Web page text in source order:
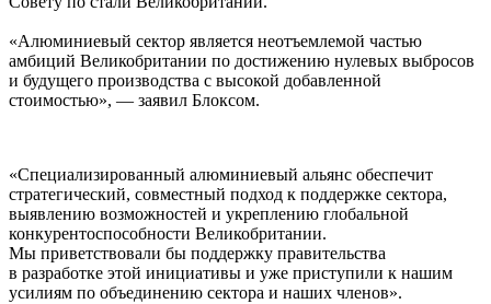
«Алюминиевый сектор является неотъемлемой частью
амбиций Великобритании по достижению нулевых выбросов
и будущего производства с высокой добавленной
стоимостью», — заявил Блоксом.
«Специализированный алюминиевый альянс обеспечит
стратегический, совместный подход к поддержке сектора,
выявлению возможностей и укреплению глобальной
конкурентоспособности Великобритании.
Мы приветствовали бы поддержку правительства
в разработке этой инициативы и уже приступили к нашим
усилиям по объединению сектора и наших членов».